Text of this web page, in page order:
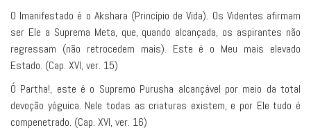
O Imanifestado é o Akshara (Princípio de Vida). Os Videntes afirmam
ser Ele a Suprema Meta, que, quando alcançada, os aspirantes não
regressam (não retrocedem mais). Este é o Meu mais elevado
Estado. (Cap. XVI, ver. 15)
Ó Partha!, este é o Supremo Purusha alcançável por meio da total
devoção yóguica. Nele todas as criaturas existem, e por Ele tudo é
compenetrado. (Cap. XVI, ver. 16)